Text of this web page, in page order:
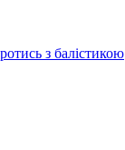
з балістикою